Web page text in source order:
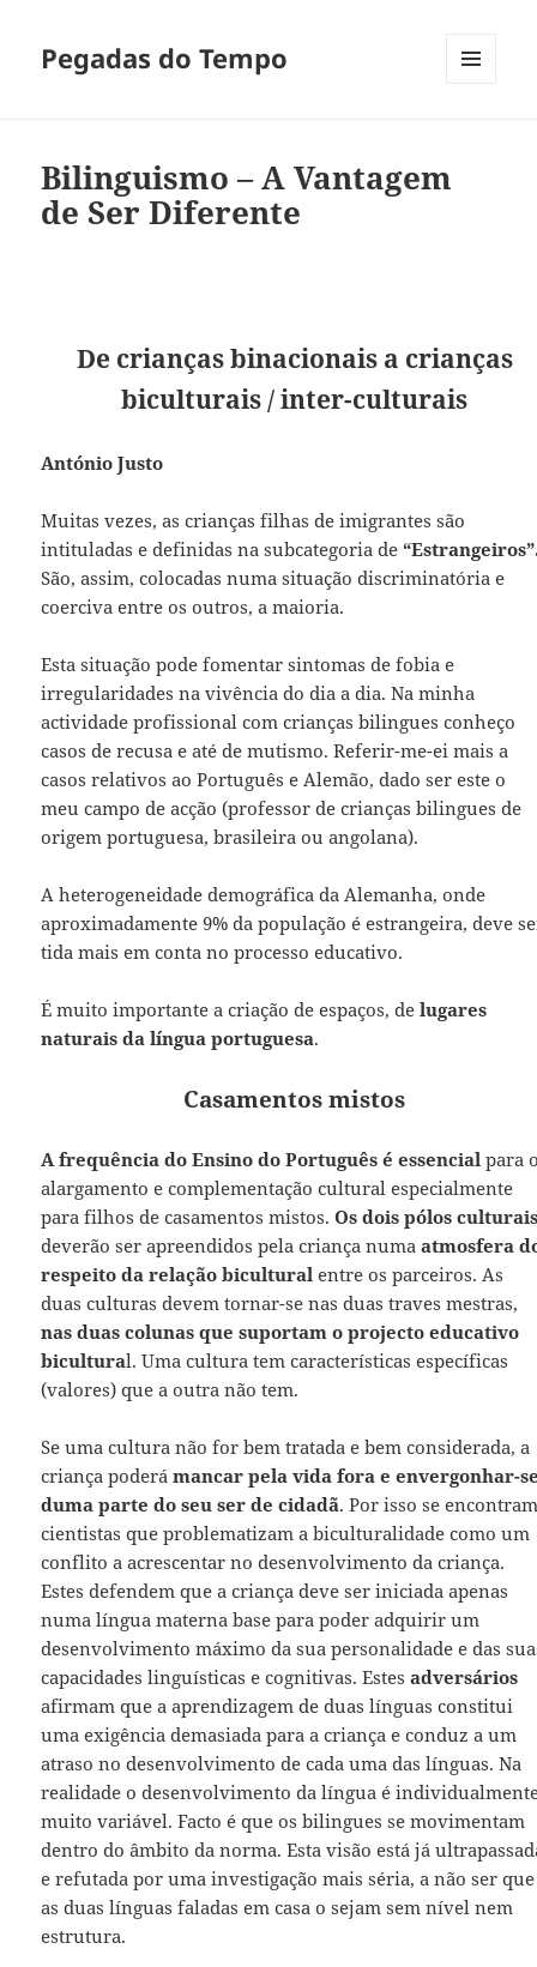
Pegadas do Tempo
Bilinguismo – A Vantagem
de Ser Diferente
De crianças binacionais a crianças
biculturais / inter-culturais
António Justo
Muitas vezes, as crianças filhas de imigrantes são
intituladas e definidas na subcategoria de
São, assim, colocadas numa situação discriminatória e
coerciva entre os outros, a maioria.
Esta situação pode fomentar sintomas de fobia e
irregularidades na vivência do dia a dia. Na minha
actividade profissional com crianças bilingues conheço
casos de recusa e até de mutismo. Referir-me-ei mais a
casos relativos ao Português e Alemão, dado ser este o
meu campo de acção (professor de crianças bilingues de
origem portuguesa, brasileira ou angolana).
A heterogeneidade demográfica da Alemanha, onde
aproximadamente 9% da população é estrangeira, deve
tida mais em conta no processo educativo.
É muito importante a criação de espaços, delugares
naturais da língua portuguesa.
Casamentos mistos
A frequência do Ensino do Português é essencial para
alargamento e complementação cultural especialmente
para filhos de casamentos mistos.Os dois pólos
deverão ser apreendidos pela criança numaatmosfera
respeito da relação bicultural entre os parceiros. As
duas culturas devem tornar-se nas duas traves mestras,
nas duas colunas que suportam o projecto educativo
bicultural. Uma cultura tem características específicas
(valores) que a outra não tem.
Se uma cultura não for bem tratada e bem considerada, a
criança poderámancar pela vida fora e envergonhar-
duma parte do seu ser de cidadã. Por isso se
cientistas que problematizam a biculturalidade como um
conflito a acrescentar no desenvolvimento da criança.
Estes defendem que a criança deve ser iniciada apenas
numa língua materna base para poder adquirir um
desenvolvimento máximo da sua personalidade e das
capacidades linguísticas e cognitivas. Estesadversários
afirmam que a aprendizagem de duas línguas constitui
uma exigência demasiada para a criança e conduz a um
atraso no desenvolvimento de cada uma das línguas. Na
realidade o desenvolvimento da língua é
muito variável. Facto é que os bilingues se movimentam
dentro do âmbito da norma. Esta visão está já
e refutada por uma investigação mais séria, a não ser que
as duas línguas faladas em casa o sejam sem nível nem
estrutura.